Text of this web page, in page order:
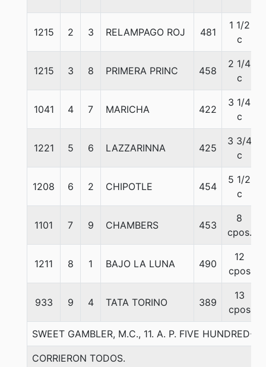
1215 2 3 RELAMPAGO ROJ 481
1 1/2
c
1215 3 8 PRIMERA PRINC 458
2 1/4
c
1041 4 7 MARICHA 422
3 1/4
c
1221 5 6 LAZZARINNA 425
3 3/4
c
1208 6 2 CHIPOTLE 454
5 1/2
c
1101 7 9 CHAMBERS 453
8
cpos.
1211 8 1 BAJO LA LUNA 490
12
cpos
933 9 4 TATA TORINO 389
13
cpos
SWEET GAMBLER, M.C., 11. A. P. FIVE HUNDRED-
CORRIERON TODOS.